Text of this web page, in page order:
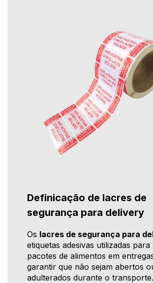
Definicação de lacres de
segurança para delivery
Os lacres de segurança para
etiquetas adesivas utilizadas
pacotes de alimentos em
garantir que não sejam abertos
adulterados durante o transporte.